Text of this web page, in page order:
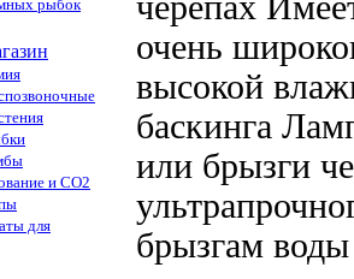
рыбок
и CO2
для
очень
высокой
баскинга
или брызги
брызгам